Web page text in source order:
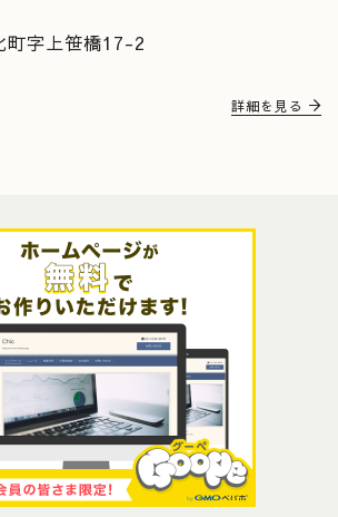
町字上笹橋17-2
詳細を見る